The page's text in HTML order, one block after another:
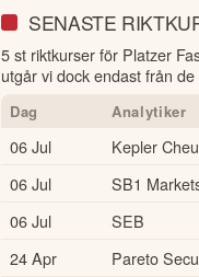
SENASTE
5 st riktkurser för Platzer
utgår vi dock endast från
Dag Analytiker
06 Jul Kepler
06 Jul SB1
06 Jul SEB
24 Apr Pareto